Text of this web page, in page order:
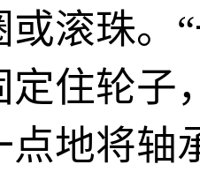
或滚珠。
定住轮子
点地将轴